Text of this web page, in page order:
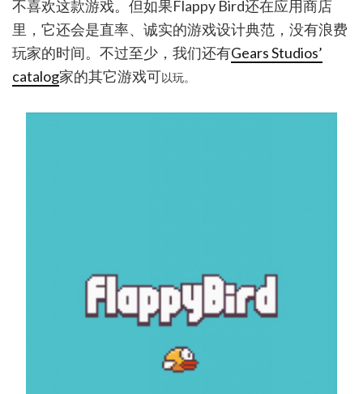
不喜欢这款游戏。但如果Flappy Bird还在应用商店
里，它还会是直率、诚实的游戏设计典范，没有浪费
玩家的时间。不过至少，我们还有Gears Studios’
catalog家的其它游戏可以玩。